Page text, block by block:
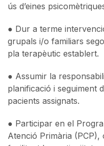
ús d’eines
● Dur a terme
grupals i/o familiars
pla terapèutic establert.
● Assumir la
planificació i seguiment
pacients assignats.
● Participar en el
Atenció Primària